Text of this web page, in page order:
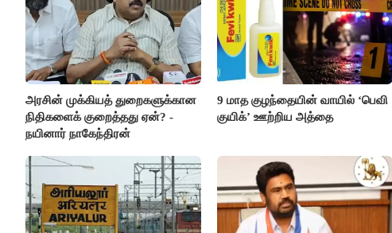
அரசின் முக்கியத் துறைகளுக்கான
நிதிகளைக் குறைத்தது ஏன்? -
நயினார் நாகேந்திரன்
9 மாத குழந்தையின் வாயில் ‘பெவி
குயிக்’ ஊற்றிய அத்தை